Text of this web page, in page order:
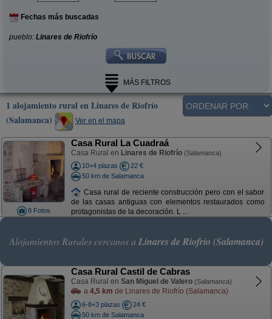
Fechas más buscadas
pueblo: Linares de Riofrío
MÁS FILTROS
1 alojamiento rural en Linares de Riofrío
(Salamanca)
Ver en el mapa
8 Fotos
Casa Rural La Cuadraá
Casa Rural en Linares de Riofrío (Salamanca)
10+4 plazas
22 €
50 km de Salamanca
Casa rural de reciente construcción pero con el sabor
de las casas antiguas con elementos restaurados como
protagonistas de la decoración. L ...
Alojamientos Rurales cercanos a Linares de Riofrío (Salamanca)
Casa Rural Castil de Cabras
Casa Rural en San Miguel de Valero (Salamanca)
a 4,5 km de Linares de Riofrío (Salamanca)
6-8+3 plazas
24 €
50 km de Salamanca